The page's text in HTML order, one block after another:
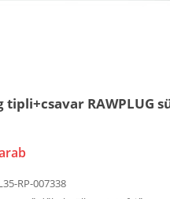
tipli+csavar RAWPLUG
RP-007338